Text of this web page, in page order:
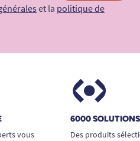
et la politique de
vous
6000
Des produits